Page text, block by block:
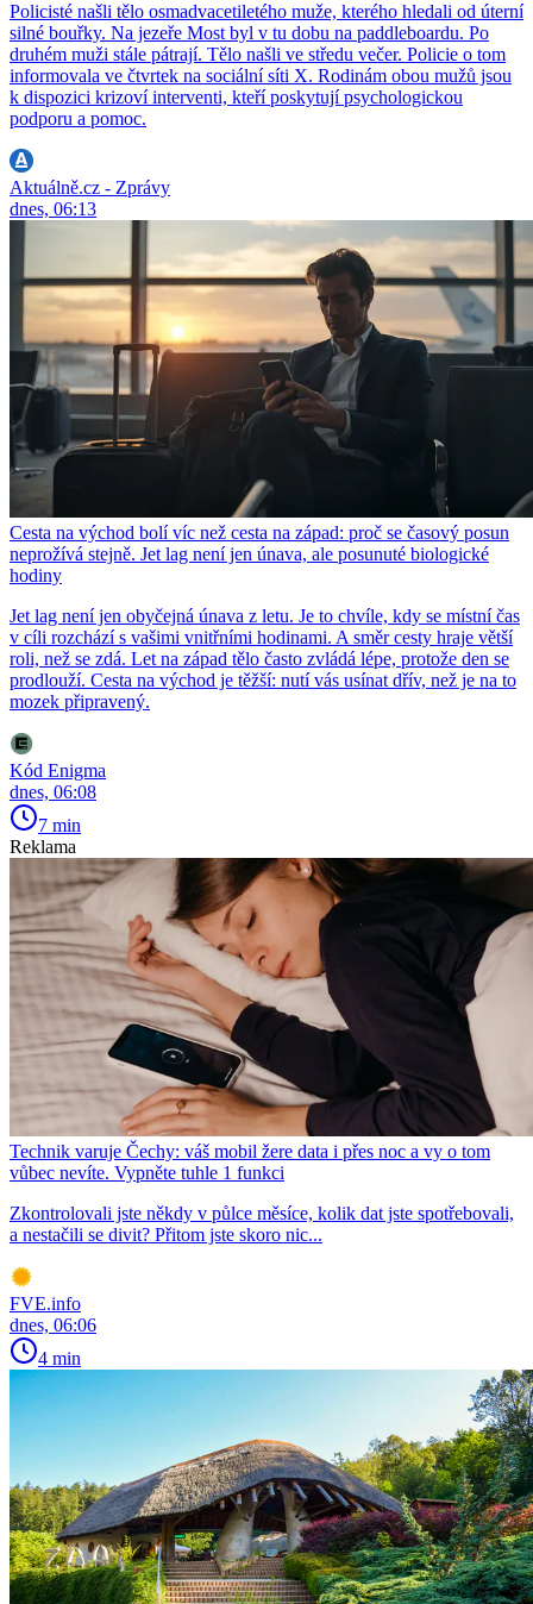
Policisté našli tělo osmadvacetiletého muže, kterého hledali od úterní
silné bouřky. Na jezeře Most byl v tu dobu na paddleboardu. Po
druhém muži stále pátrají. Tělo našli ve středu večer. Policie o tom
informovala ve čtvrtek na sociální síti X. Rodinám obou mužů jsou
k dispozici krizoví interventi, kteří poskytují psychologickou
podporu a pomoc.
Aktuálně.cz - Zprávy
dnes, 06:13
Cesta na východ bolí víc než cesta na západ: proč se časový posun
neprožívá stejně. Jet lag není jen únava, ale posunuté biologické
hodiny
Jet lag není jen obyčejná únava z letu. Je to chvíle, kdy se místní čas
v cíli rozchází s vašimi vnitřními hodinami. A směr cesty hraje větší
roli, než se zdá. Let na západ tělo často zvládá lépe, protože den se
prodlouží. Cesta na východ je těžší: nutí vás usínat dřív, než je na to
mozek připravený.
Kód Enigma
dnes, 06:08
7 min
Reklama
Technik varuje Čechy: váš mobil žere data i přes noc a vy o tom
vůbec nevíte. Vypněte tuhle 1 funkci
Zkontrolovali jste někdy v půlce měsíce, kolik dat jste spotřebovali,
a nestačili se divit? Přitom jste skoro nic...
FVE.info
dnes, 06:06
4 min